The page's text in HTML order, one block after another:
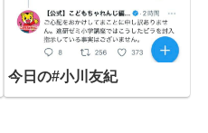
今日の#小川友紀